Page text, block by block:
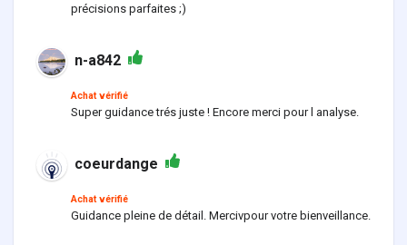
précisions parfaites ;)
n-a842
Achat vérifié
Super guidance trés juste ! Encore merci pour l analyse.
coeurdange
Achat vérifié
Guidance pleine de détail. Mercivpour votre bienveillance.